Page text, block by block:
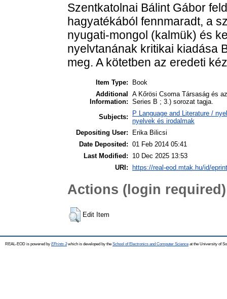
Szentkatolnai Bálint Gábor
hagyatékából fennmaradt, a
nyugati-mongol (kalmük) és
nyelvtanának kritikai kiadása
meg. A kötetben az eredeti
Item Type:
Book
Additional
Information:
A Kőrösi Csoma Társaság és
Series B ; 3.) sorozat tagja.
Subjects:
P Language and Literature /
nyelvek és irodalmak
Depositing User:
Erika Bilicsi
Date Deposited: 01 Feb 2014 05:41
Last Modified:
10 Dec 2025 13:53
URI:
https://real-eod.mtak.hu/id/
Actions (login required)
Edit Item
REAL-EOD is powered by EPrints 3which is developed by the School of Electronics and Computer Science at the University of